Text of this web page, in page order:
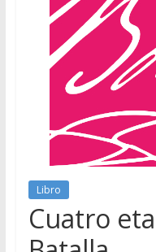
Libro
Cuatro